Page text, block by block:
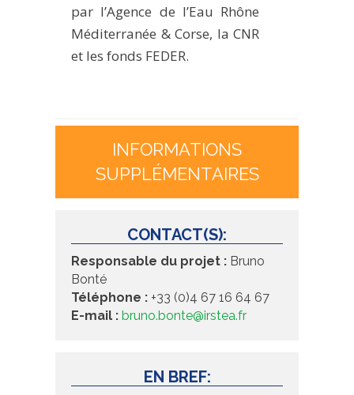
par l’Agence de l’Eau Rhône
Méditerranée & Corse, la CNR
et les fonds FEDER.
INFORMATIONS
SUPPLÉMENTAIRES
CONTACT(S):
Responsable du projet : Bruno
Bonté
Téléphone : +33 (0)4 67 16 64 67
E-mail : bruno.bonte@irstea.fr
EN BREF: